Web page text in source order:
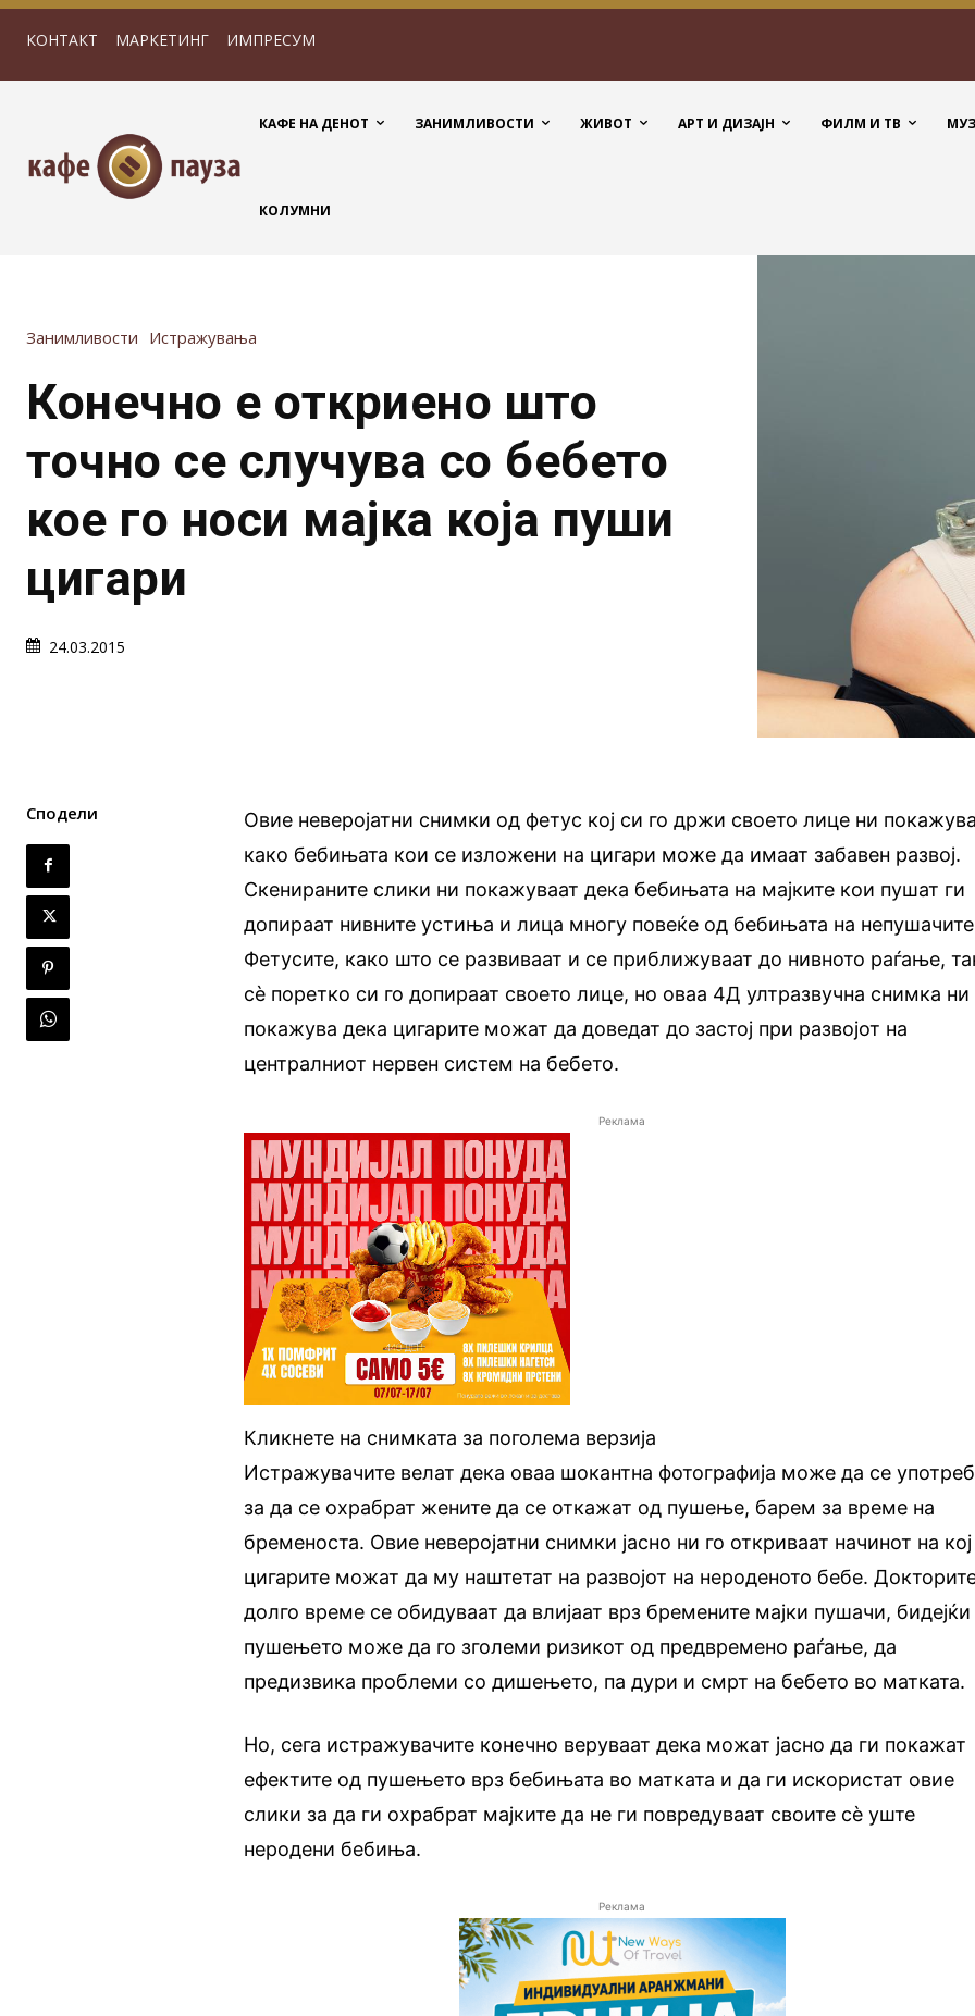
КОНТАКТ МАРКЕТИНГ ИМПРЕСУМ
КАФЕ НА ДЕНОТ ЗАНИМЛИВОСТИ ЖИВОТ АРТ И ДИЗАЈН ФИЛМ И ТВ
КОЛУМНИ
Занимливости Истражувања
Конечно е откриено што
точно се случува со бебето
кое го носи мајка која пуши
цигари
24.03.2015
Сподели
Овие неверојатни снимки од фетус кој си го држи своето лице ни
како бебињата кои се изложени на цигари може да имаат забавен развој.
Скенираните слики ни покажуваат дека бебињата на мајките кои пушат ги
допираат нивните устиња и лица многу повеќе од бебињата на
Фетусите, како што се развиваат и се приближуваат до нивното раѓање,
сè поретко си го допираат своето лице, но оваа 4Д ултразвучна снимка ни
покажува дека цигарите можат да доведат до застој при развојот на
централниот нервен систем на бебето.
Реклама
Кликнете на снимката за поголема верзија
Истражувачите велат дека оваа шокантна фотографија може да се
за да се охрабрат жените да се откажат од пушење, барем за време на
бременоста. Овие неверојатни снимки јасно ни го откриваат начинот на кој
цигарите можат да му наштетат на развојот на нероденото бебе.
долго време се обидуваат да влијаат врз бремените мајки пушачи, бидејќи
пушењето може да го зголеми ризикот од предвремено раѓање, да
предизвика проблеми со дишењето, па дури и смрт на бебето во матката.
Но, сега истражувачите конечно веруваат дека можат јасно да ги покажат
ефектите од пушењето врз бебињата во матката и да ги искористат овие
слики за да ги охрабрат мајките да не ги повредуваат своите сè уште
неродени бебиња.
Реклама